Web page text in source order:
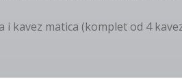
i kavez matica (komplet od 4